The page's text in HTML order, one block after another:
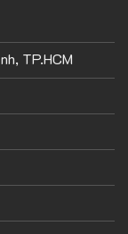
TP.HCM